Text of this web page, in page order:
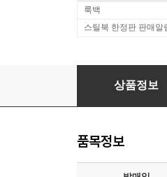
룩백
스틸북 한정판 판매알
David
상품정보
품목정보